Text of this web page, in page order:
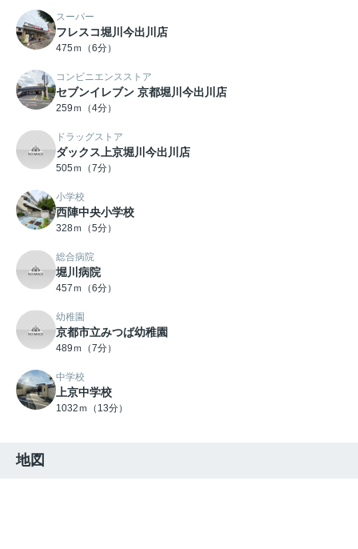
スーパー
フレスコ堀川今出川店
475ｍ（6分）
コンビニエンスストア
セブンイレブン 京都堀川今出川店
259ｍ（4分）
ドラッグストア
ダックス上京堀川今出川店
505ｍ（7分）
小学校
西陣中央小学校
328ｍ（5分）
総合病院
堀川病院
457ｍ（6分）
幼稚園
京都市立みつば幼稚園
489ｍ（7分）
中学校
上京中学校
1032ｍ（13分）
地図